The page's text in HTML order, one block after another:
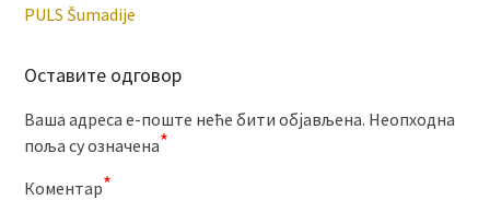
PULS Šumadije
Оставите одговор
Ваша адреса е-поште неће бити објављена. Неопходна
поља су означена*
Коментар*